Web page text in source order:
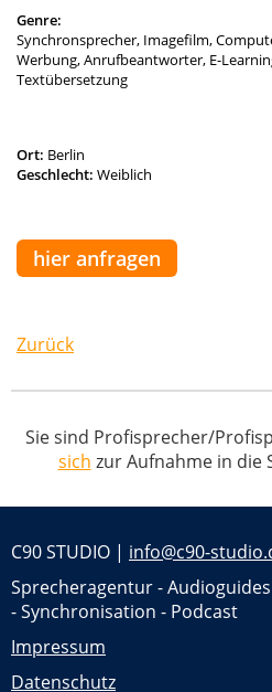
Ort: Berlin
Geschlecht: Weiblich
hier anfragen
Zurück
Genre:
Synchronsprecher, Imagefilm,
Werbung, Anrufbeantworter, E-
Textübersetzung
Sie sind Profisprecher/
sich zur Aufnahme in die
C90 STUDIO | info@c90-
Sprecheragentur -
- Synchronisation - Podcast
Impressum
Datenschutz